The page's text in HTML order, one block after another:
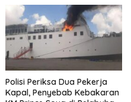
Polisi Periksa Dua Pekerja
Kapal, Penyebab Kebakaran